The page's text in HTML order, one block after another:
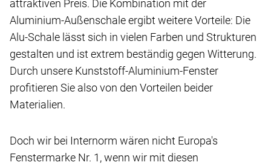
attraktiven Preis. Die Kombination mit der
Aluminium-Außenschale ergibt weitere Vorteile: Die
Alu-Schale lässt sich in vielen Farben und Strukturen
gestalten und ist extrem beständig gegen Witterung.
Durch unsere Kunststoff-Aluminium-Fenster
profitieren Sie also von den Vorteilen beider
Materialien.
Doch wir bei Internorm wären nicht Europa's
Fenstermarke Nr. 1, wenn wir mit diesen